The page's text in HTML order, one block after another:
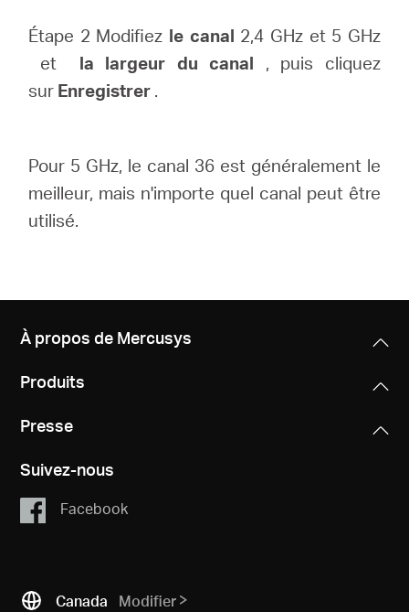
Étape 2 Modifiez le canal 2,4 GHz et 5 GHz
et la largeur du canal , puis cliquez
sur Enregistrer .
Pour 5 GHz, le canal 36 est généralement le
meilleur, mais n'importe quel canal peut être
utilisé.
À propos de Mercusys
Produits
Presse
Suivez-nous
Facebook
Canada Modifier